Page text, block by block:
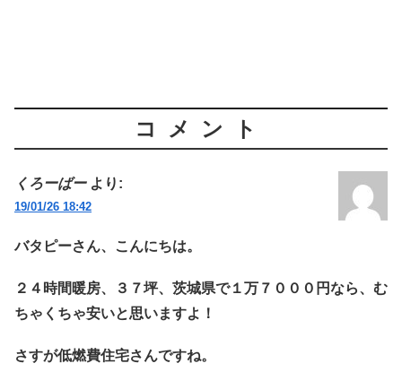
コメント
くろーばー より:
19/01/26 18:42
バタピーさん、こんにちは。
２４時間暖房、３７坪、茨城県で１万７０００円なら、む
ちゃくちゃ安いと思いますよ！
さすが低燃費住宅さんですね。